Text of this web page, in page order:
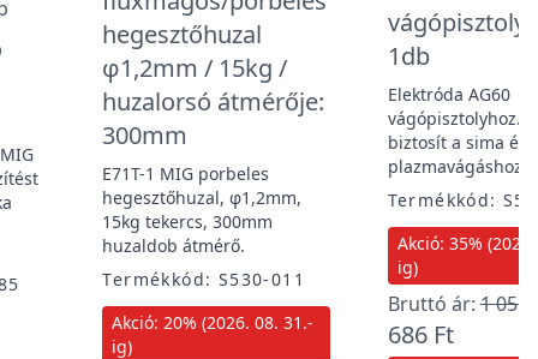
hegesztőhuzal
φ1,2mm / 15kg /
huzalorsó átmérője:
300mm
E71T-1 MIG porbeles
hegesztőhuzal, φ1,2mm,
15kg tekercs, 300mm
huzaldob átmérő.
Termékkód: S530-011
Akció: 20% (2026. 08. 31.-
ig)
1db
Elektróda AG60
vágópisztolyhoz.
biztosít a sima és
plazmavágáshoz.
Termékkód:
Akció: 35%
ig)
Bruttó ár:1 055
686 Ft